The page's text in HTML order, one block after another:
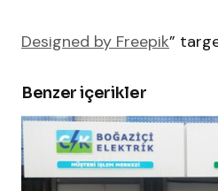
Designed by Freepik”
Benzer içerikler